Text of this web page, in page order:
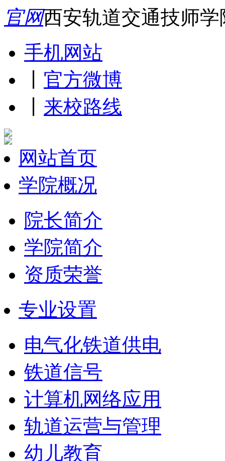
官网西安轨道交通技师
手机网站
官方微博
来校路线
网站首页
学院概况
院长简介
学院简介
资质荣誉
专业设置
电气化铁道供电
铁道信号
计算机网络应用
轨道运营与管理
幼儿教育